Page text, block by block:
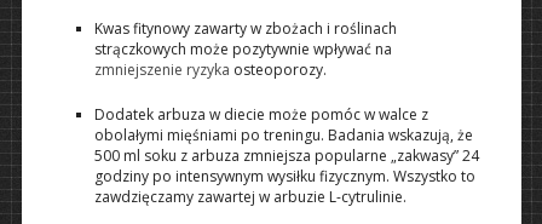
Kwas fitynowy zawarty w zbożach i roślinach
strączkowych może pozytywnie wpływać na
zmniejszenie ryzyka osteoporozy.
Dodatek arbuza w diecie może pomóc w walce z
obolałymi mięśniami po treningu. Badania wskazują, że
500 ml soku z arbuza zmniejsza popularne „zakwasy” 24
godziny po intensywnym wysiłku fizycznym. Wszystko to
zawdzięczamy zawartej w arbuzie L-cytrulinie.